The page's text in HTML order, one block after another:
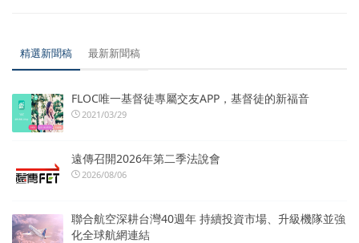
精選新聞稿 最新新聞稿
FLOC唯一基督徒專屬交友APP，基督徒的新福音
2021/03/29
遠傳召開2026年第二季法說會
2026/08/06
聯合航空深耕台灣40週年 持續投資市場、升級機隊並強
化全球航網連結